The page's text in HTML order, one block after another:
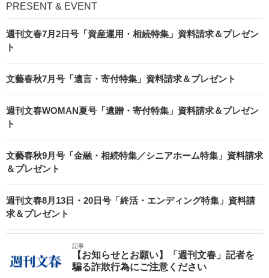
PRESENT & EVENT
週刊文春7月2日号「資産運用・相続特集」資料請求＆プレゼン
ト
文藝春秋7月号「遺言・寄付特集」資料請求＆プレゼント
週刊文春WOMAN夏号「遺贈・寄付特集」資料請求＆プレゼン
ト
文藝春秋9月号「金融・相続特集／シニアホーム特集」資料請求
＆プレゼント
週刊文春8月13日・20日号「終活・エンディング特集」資料請
求＆プレゼント
記事
【お知らせとお願い】「週刊文春」記者を
騙る詐欺行為にご注意ください